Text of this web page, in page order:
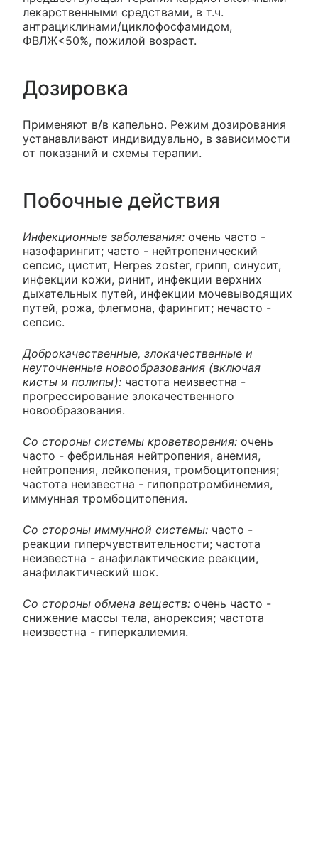
лекарственными средствами, в т.ч.
антрациклинами/циклофосфамидом,
ФВЛЖ<50%, пожилой возраст.
Дозировка
Применяют в/в капельно. Режим дозирования
устанавливают индивидуально, в зависимости
от показаний и схемы терапии.
Побочные действия
Инфекционные заболевания: очень часто -
назофарингит; часто - нейтропенический
сепсис, цистит, Herpes zoster, грипп, синусит,
инфекции кожи, ринит, инфекции верхних
дыхательных путей, инфекции мочевыводящих
путей, рожа, флегмона, фарингит; нечасто -
сепсис.
Доброкачественные, злокачественные и
неуточненные новообразования (включая
кисты и полипы): частота неизвестна -
прогрессирование злокачественного
новообразования.
Со стороны системы кроветворения: очень
часто - фебрильная нейтропения, анемия,
нейтропения, лейкопения, тромбоцитопения;
частота неизвестна - гипопротромбинемия,
иммунная тромбоцитопения.
Со стороны иммунной системы: часто -
реакции гиперчувствительности; частота
неизвестна - анафилактические реакции,
анафилактический шок.
Со стороны обмена веществ: очень часто -
снижение массы тела, анорексия; частота
неизвестна - гиперкалиемия.